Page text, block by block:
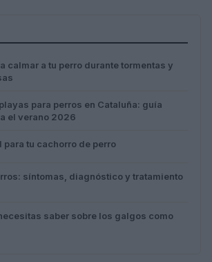
calmar a tu perro durante tormentas y
para perros en Cataluña: guía
el verano 2026
para tu cachorro de perro
síntomas, diagnóstico y tratamiento
saber sobre los galgos como